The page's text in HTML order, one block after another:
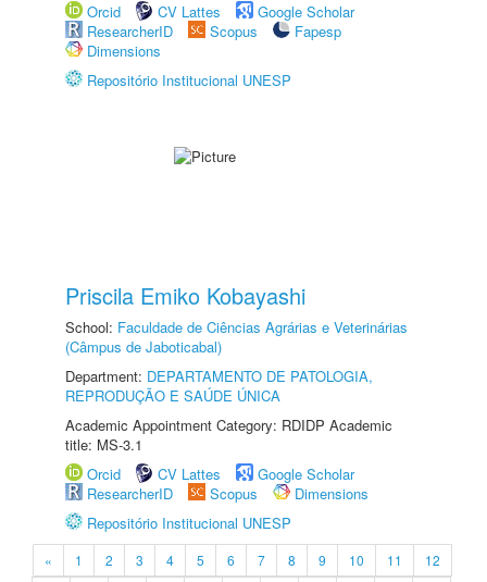
Orcid
CV Lattes
Google Scholar
ResearcherID
Scopus
Fapesp
Dimensions
Repositório Institucional UNESP
Priscila Emiko Kobayashi
School: Faculdade de Ciências Agrárias e Veterinárias
(Câmpus de Jaboticabal)
Department: DEPARTAMENTO DE PATOLOGIA,
REPRODUÇÃO E SAÚDE ÚNICA
Academic Appointment Category: RDIDP Academic
title: MS-3.1
Orcid
CV Lattes
Google Scholar
ResearcherID
Scopus
Dimensions
Repositório Institucional UNESP
« 1 2 3 4 5 6 7 8 9 10 11
12